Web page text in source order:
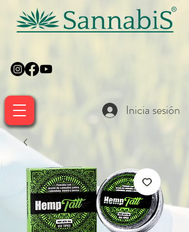
Inicia sesión